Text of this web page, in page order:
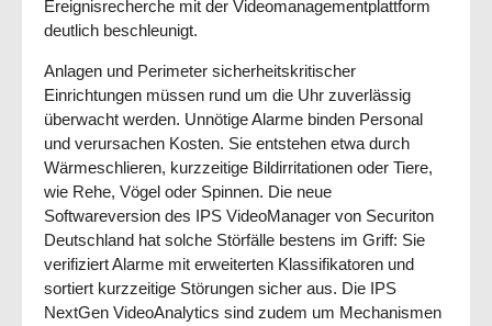
Ereignisrecherche mit der Videomanagementplattform
deutlich beschleunigt.
Anlagen und Perimeter sicherheitskritischer
Einrichtungen müssen rund um die Uhr zuverlässig
überwacht werden. Unnötige Alarme binden Personal
und verursachen Kosten. Sie entstehen etwa durch
Wärmeschlieren, kurzzeitige Bildirritationen oder Tiere,
wie Rehe, Vögel oder Spinnen. Die neue
Softwareversion des IPS VideoManager von Securiton
Deutschland hat solche Störfälle bestens im Griff: Sie
verifiziert Alarme mit erweiterten Klassifikatoren und
sortiert kurzzeitige Störungen sicher aus. Die IPS
NextGen VideoAnalytics sind zudem um Mechanismen